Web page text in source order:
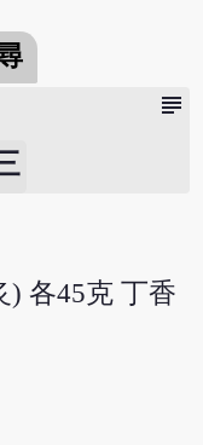
subject
) 各45克 丁香